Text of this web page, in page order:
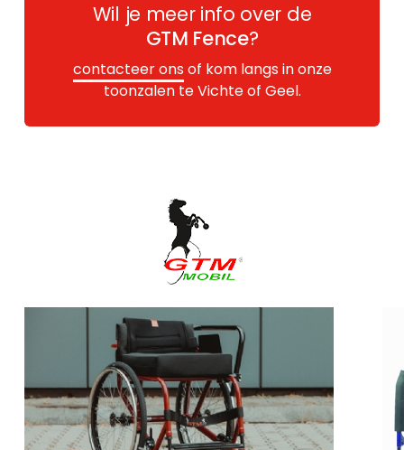
Wil je meer info over de
GTM Fence?
contacteer ons of kom langs in onze
toonzalen te Vichte of Geel.